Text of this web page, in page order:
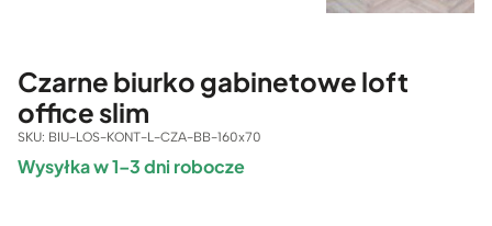
Czarne biurko gabinetowe loft
office slim
SKU: BIU-LOS-KONT-L-CZA-BB-160x70
Wysyłka w 1–3 dni robocze